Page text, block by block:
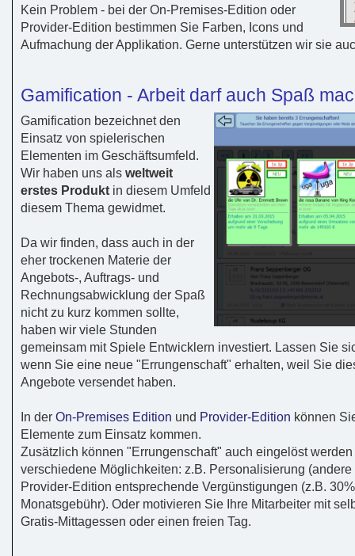
Kein Problem - bei der On-Premises-Edition oder
Provider-Edition bestimmen Sie Farben, Icons und
Aufmachung der Applikation. Gerne unterstützen wir sie
Gamification - Arbeit darf auch Spaß
Gamification bezeichnet den
Einsatz von spielerischen
Elementen im Geschäftsumfeld.
Wir haben uns als weltweit
erstes Produkt in diesem Umfeld
diesem Thema gewidmet.
Da wir finden, dass auch in der
eher trockenen Materie der
Angebots-, Auftrags- und
Rechnungsabwicklung der Spaß
nicht zu kurz kommen sollte,
haben wir viele Stunden
gemeinsam mit Spiele Entwicklern investiert. Lassen Sie
wenn Sie eine neue "Errungenschaft" erhalten, weil Sie
Angebote versendet haben.
In der On-Premises Edition und Provider-Edition können
Elemente zum Einsatz kommen.
Zusätzlich können "Errungenschaft" auch eingelöst
verschiedene Möglichkeiten: z.B. Personalisierung
Provider-Edition entsprechende Vergünstigungen (z.B.
Monatsgebühr). Oder motivieren Sie Ihre Mitarbeiter mit
Gratis-Mittagessen oder einen freien Tag.